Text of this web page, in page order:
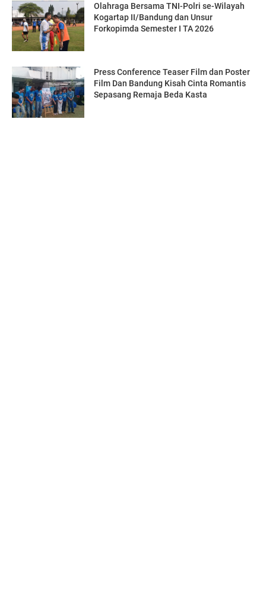
Olahraga Bersama TNI-Polri se-Wilayah
Kogartap II/Bandung dan Unsur
Forkopimda Semester I TA 2026
Press Conference Teaser Film dan Poster
Film Dan Bandung Kisah Cinta Romantis
Sepasang Remaja Beda Kasta